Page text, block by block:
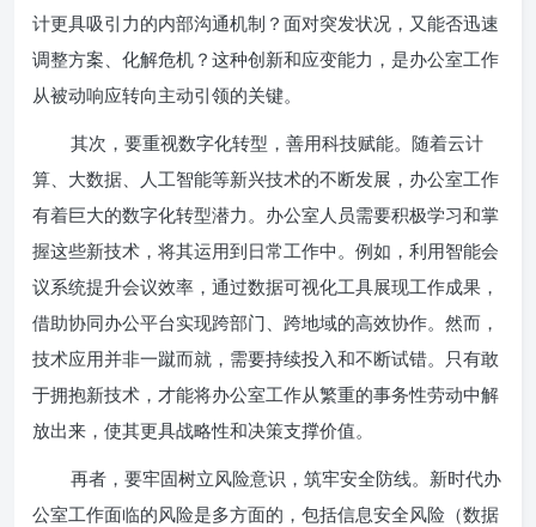
计更具吸引力的内部沟通机制？面对突发状况，又能否迅速
调整方案、化解危机？这种创新和应变能力，是办公室工作
从被动响应转向主动引领的关键。
其次，要重视数字化转型，善用科技赋能。随着云计
算、大数据、人工智能等新兴技术的不断发展，办公室工作
有着巨大的数字化转型潜力。办公室人员需要积极学习和掌
握这些新技术，将其运用到日常工作中。例如，利用智能会
议系统提升会议效率，通过数据可视化工具展现工作成果，
借助协同办公平台实现跨部门、跨地域的高效协作。然而，
技术应用并非一蹴而就，需要持续投入和不断试错。只有敢
于拥抱新技术，才能将办公室工作从繁重的事务性劳动中解
放出来，使其更具战略性和决策支撑价值。
再者，要牢固树立风险意识，筑牢安全防线。新时代办
公室工作面临的风险是多方面的，包括信息安全风险（数据